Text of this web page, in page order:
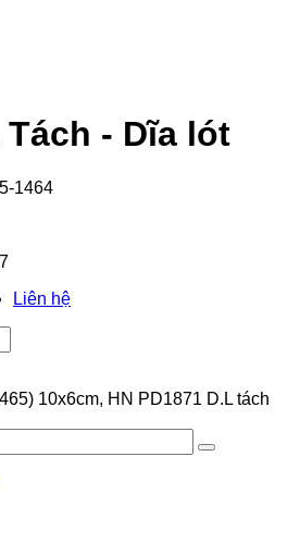
Tách - Dĩa lót
1464
Liên hệ
10x6cm, HN PD1871 D.L tách